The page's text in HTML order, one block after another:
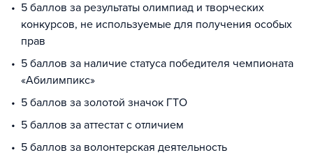
5 баллов за результаты олимпиад и творческих
конкурсов, не используемые для получения особых
прав
5 баллов за наличие статуса победителя чемпионата
«Абилимпикс»
5 баллов за золотой значок ГТО
5 баллов за аттестат с отличием
5 баллов за волонтерская деятельность